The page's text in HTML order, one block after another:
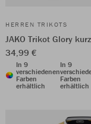
HERREN TRIKOTS
JAKO Trikot Glory
34,99 €
In 9
verschiedenen
Farben
erhältlich
In 9
Farben
erhältlich